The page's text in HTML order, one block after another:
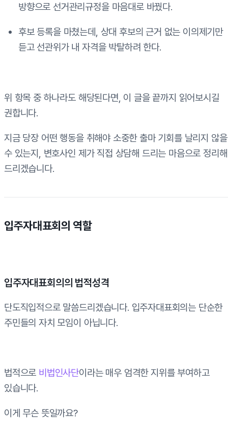
방향으로 선거관리규정을 마음대로 바꿨다.
후보 등록을 마쳤는데, 상대 후보의 근거 없는 이의제기만
듣고 선관위가 내 자격을 박탈하려 한다.
위 항목 중 하나라도 해당된다면, 이 글을 끝까지 읽어보시길
권합니다.
지금 당장 어떤 행동을 취해야 소중한 출마 기회를 날리지 않을
수 있는지, 변호사인 제가 직접 상담해 드리는 마음으로 정리해
드리겠습니다.
입주자대표회의 역할
입주자대표회의의 법적성격
단도직입적으로 말씀드리겠습니다. 입주자대표회의는 단순한
주민들의 자치 모임이 아닙니다.
법적으로 비법인사단이라는 매우 엄격한 지위를 부여하고
있습니다.
이게 무슨 뜻일까요?